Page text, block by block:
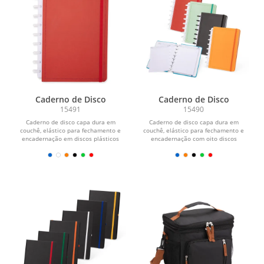
Caderno de Disco
15491
Caderno de disco capa dura em
couchê, elástico para fechamento e
encadernação em discos plásticos
Caderno de Disco
15490
Caderno de disco capa dura em
couchê, elástico para fechamento e
encadernação com oito discos